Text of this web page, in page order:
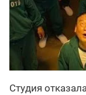
Студия